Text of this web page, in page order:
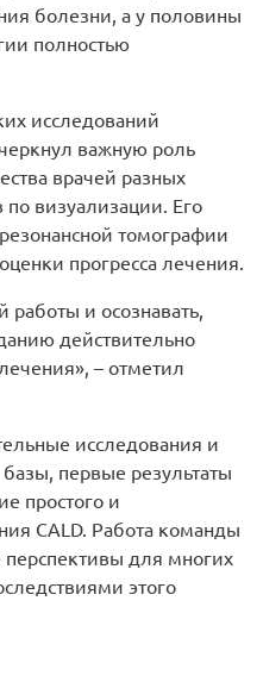
болезни, а у половины
полностью
исследований
важную роль
врачей разных
по визуализации. Его
томографии
прогресса лечения.
и осознавать,
действительно
– отметил
исследования и
первые результаты
простого и
CALD. Работа команды
перспективы для многих
этого